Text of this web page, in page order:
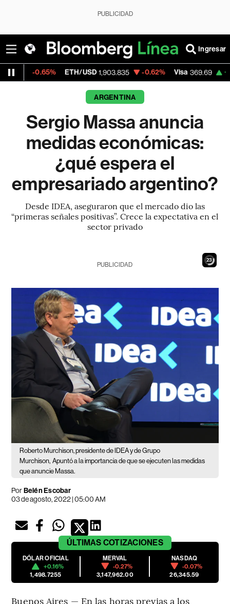
PUBLICIDAD
Ingresar
ETH/USD 1,903.835 -0.62% Visa 369.69 +0.31%
ARGENTINA
Sergio Massa anuncia
medidas económicas:
¿qué espera el
empresariado argentino?
Desde IDEA, aseguraron que el mercado dio las
“primeras señales positivas”. Crece la expectativa en el
sector privado
21
PUBLICIDAD
Roberto Murchison, presidente de IDEA y de Grupo
Murchison, Apuntó a la importancia de que se ejecuten las medidas
que anuncie Massa.
PorBelén Escobar
03 de agosto, 2022 | 05:00 AM
ÚLTIMAS COTIZACIONES
DÓLAR OFICIAL
+0.16%
1,498.7255
MERVAL
-0.27%
3,147,962.00
NASDAQ
-0.07%
26,345.59
Buenos Aires — En las horas previas a los